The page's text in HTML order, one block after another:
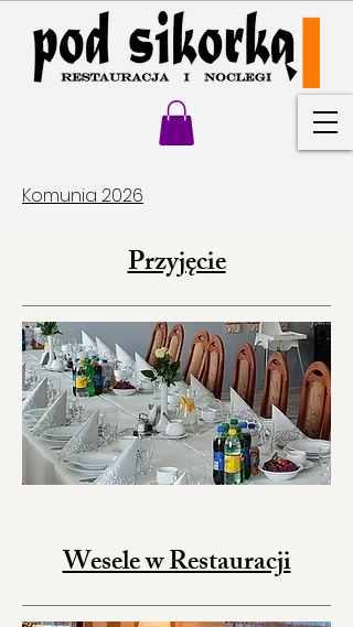
Komunia 2026
Przyjęcie
Wesele w Restauracji